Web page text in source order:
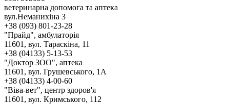
ветеринарна допомога та аптека
вул.Неманихіна 3
+38 (093) 801-23-28
"Прайд", амбулаторія
11601, вул. Тараскіна, 11
+38 (04133) 5-13-53
"Доктор ЗОО", аптека
11601, вул. Грушевського, 1А
+38 (04133) 4-00-60
"Віва-вет", центр здоров'я
11601, вул. Кримського, 112